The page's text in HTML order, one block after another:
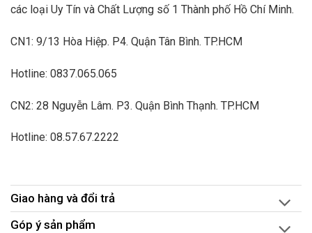
các loại Uy Tín và Chất Lượng số 1 Thành phố Hồ Chí Minh.
CN1: 9/13 Hòa Hiệp. P4. Quận Tân Bình. TP.HCM
Hotline: 0837.065.065
CN2: 28 Nguyễn Lâm. P3. Quận Bình Thạnh. TP.HCM
Hotline: 08.57.67.2222
Giao hàng và đổi trả
Góp ý sản phẩm